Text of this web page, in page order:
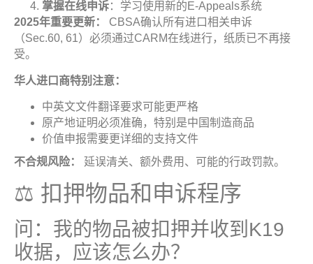
掌握在线申诉：学习使用新的E-Appeals系统
2025年重要更新：
CBSA确认所有进口相关申诉
（Sec.60, 61）必须通过CARM在线进行，纸质已不再接
受。
华人进口商特别注意：
中英文文件翻译要求可能更严格
原产地证明必须准确，特别是中国制造商品
价值申报需要更详细的支持文件
不合规风险：
延误清关、额外费用、可能的行政罚款。
⚖️ 扣押物品和申诉程序
问：我的物品被扣押并收到K19
收据，应该怎么办？